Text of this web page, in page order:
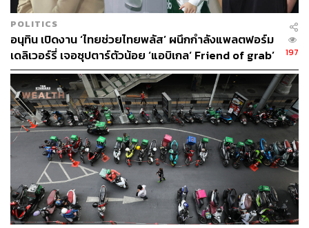
POLITICS
อนุทิน เปิดงาน ‘ไทยช่วยไทยพลัส’ ผนึกกำลังแพลตฟอร์ม
เดลิเวอร์รี่ เจอซุปตาร์ตัวน้อย ‘แอบิเกล‘ Friend of grab’
197